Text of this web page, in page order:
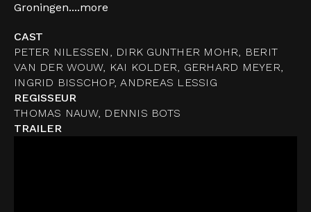
Groningen....more
CAST
PETER NILESSEN, DIRK GUNTHER MOHR, BERIT
VAN DER WOUW, KAI KOLDER, GERHARD MEYER,
INGRID BISSCHOP, ANDREAS LESSIG
REGISSEUR
THOMAS NAUW, DENNIS BOTS
TRAILER